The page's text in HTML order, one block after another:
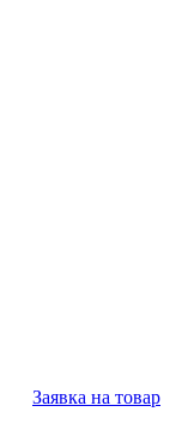
Заявка на товар